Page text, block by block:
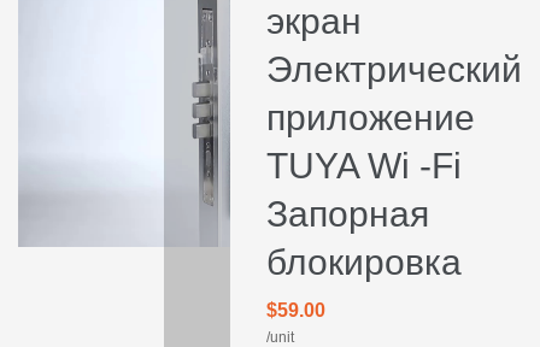
экран
Электрический
приложение
TUYA Wi -Fi
Запорная
блокировка
$59.00
/unit